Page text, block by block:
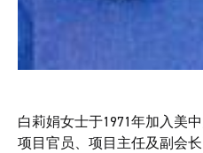
白莉娟女士于1971年加入美
项目官员、项目主任及副会